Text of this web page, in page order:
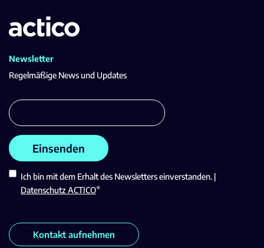
Newsletter
Regelmäßige News und Updates
Ich bin mit dem Erhalt des Newsletters einverstanden. |
Datenschutz ACTICO*
Kontakt aufnehmen